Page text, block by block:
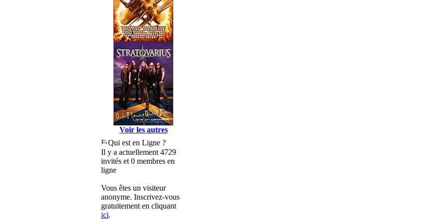
Voir les autres
Qui est en Ligne ?
Il y a actuellement 4729
invités et 0 membres en
ligne
Vous êtes un visiteur
anonyme. Inscrivez-vous
gratuitement en cliquant
ici.